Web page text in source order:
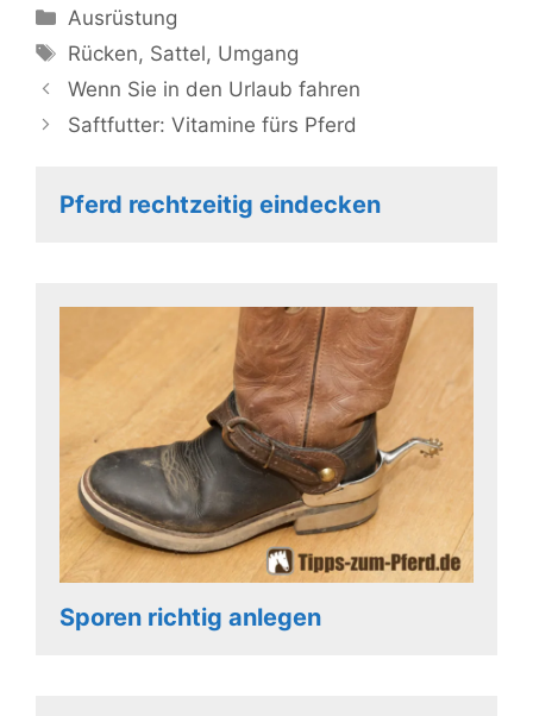
Kategorien
Ausrüstung
Schlagwörter
Rücken, Sattel, Umgang
Wenn Sie in den Urlaub fahren
Saftfutter: Vitamine fürs Pferd
Pferd rechtzeitig eindecken
Sporen richtig anlegen